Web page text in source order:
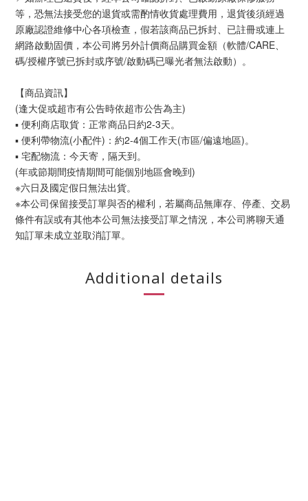
等，恐無法接受您的退貨或需酌情收貨處理費用，退貨後須經過
原廠認證維修中心各項檢查，假若該商品已拆封、已註冊或連上
網路啟動固價，本公司將另外計價商品購買金額（軟體/CARE、
碼/授權序號已拆封或序號/啟動碼已曝光者無法啟動）。
【商品資訊】
(逢大促或超市有公告時依超市公告為主)
▪ 便利商店取貨：正常商品日約2-3天。
▪ 便利帶物流(小配件)：約2-4個工作天(市區/偏遠地區)。
▪ 宅配物流：今天寄，隔天到。
(年或節期間疫情期間可能個別地區會晚到)
※六日及國定假日無法出貨。
※本公司保留接受訂單與否的權利，若屬商品無庫存、停產、交易
條件有誤或有其他本公司無法接受訂單之情況，本公司將聊天通
知訂單未成立並取消訂單。
Additional details